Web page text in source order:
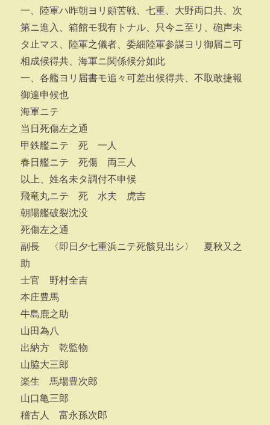
一、陸軍ハ昨朝ヨリ頗苦戦、七重、大野両口共、次
第ニ進入、箱館モ我有トナル、只今ニ至リ、砲声未
タ止マス、陸軍之儀者、委細陸軍参謀ヨリ御届ニ可
相成候得共、海軍ニ関係候分如此
一、各艦ヨリ届書モ追々可差出候得共、不取敢捷報
御達申候也
海軍ニテ
当日死傷左之通
甲鉄艦ニテ 死 一人
春日艦ニテ 死傷 両三人
以上、姓名未タ調付不申候
飛竜丸ニテ 死 水夫 虎吉
朝陽艦破裂沈没
死傷左之通
副長 〈即日夕七重浜ニテ死骸見出シ〉 夏秋又之
助
士官 野村全吉
本庄豊馬
牛島鹿之助
山田為八
出納方 乾監物
山脇大三郎
楽生 馬場豊次郎
山口亀三郎
稽古人 富永孫次郎